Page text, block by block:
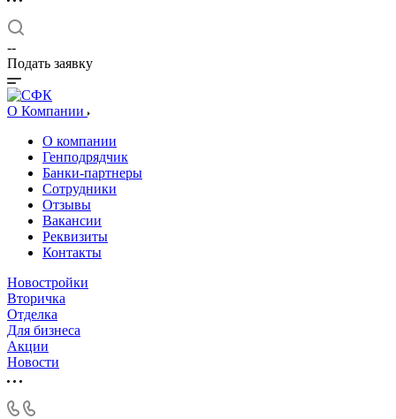
--
Подать заявку
О Компании
О компании
Генподрядчик
Банки-партнеры
Сотрудники
Отзывы
Вакансии
Реквизиты
Контакты
Новостройки
Вторичка
Отделка
Для бизнеса
Акции
Новости